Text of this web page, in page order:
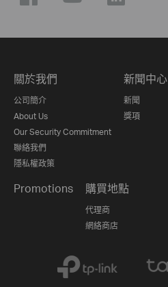
關於我們
公司簡介
About Us
Our Security Commitment
聯絡我們
隱私權政策
新聞中心
新聞
獎項
Promotions 購買地點
代理商
網絡商店